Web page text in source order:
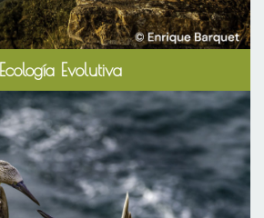
Ecología Evolutiva